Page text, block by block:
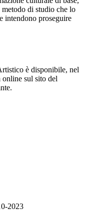
metodo di studio che lo
intendono proseguire
è disponibile, nel
online sul sito del
2023